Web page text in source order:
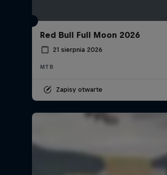
Red Bull Full Moon 2026
21 sierpnia 2026
MTB
Zapisy otwarte